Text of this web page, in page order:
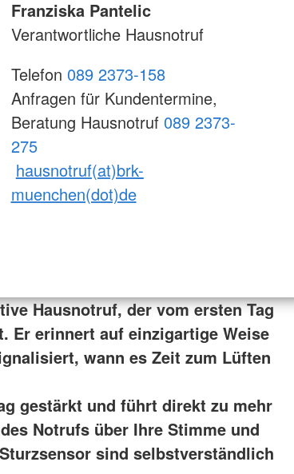
Franziska Pantelic
Verantwortliche Hausnotruf
Telefon 089 2373-158
Anfragen für Kundentermine,
Beratung Hausnotruf 089 2373-
275
hausnotruf(at)brk-
muenchen(dot)de
Hausnotruf, der vom ersten Tag
Er erinnert auf einzigartige Weise
wann es Zeit zum Lüften
gestärkt und führt direkt zu mehr
Notrufs über Ihre Stimme und
sind selbstverständlich